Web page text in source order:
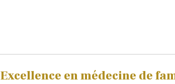
en médecine de